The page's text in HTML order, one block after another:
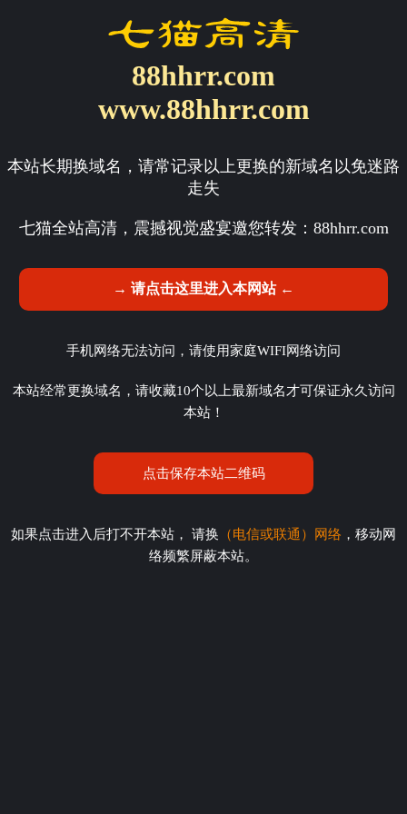
88hhrr.com
www.88hhrr.com
本站长期换域名，请常记录以上更换的新域名以免迷路
走失
七猫全站高清，震撼视觉盛宴邀您转发： 88hhrr.com
→ 请点击这里进入本网站 ←
手机网络无法访问，请使用家庭WIFI网络访问
本站经常更换域名，请收藏10个以上最新域名才可保证永久访问
本站！
点击保存本站二维码
如果点击进入后打不开本站， 请换 （电信或联通）网络 ，移动网
络频繁屏蔽本站。